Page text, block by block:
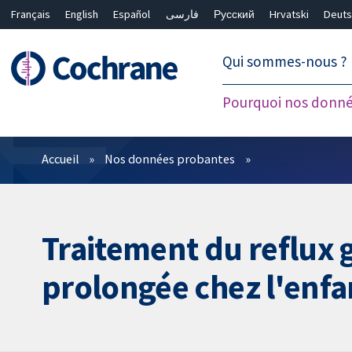
Français English Español فارسی Русский Hrvatski
Qui sommes-nous ?
Pourquoi nos
Filtres
Accueil Nos données probantes
Traitement du reflux
prolongée chez